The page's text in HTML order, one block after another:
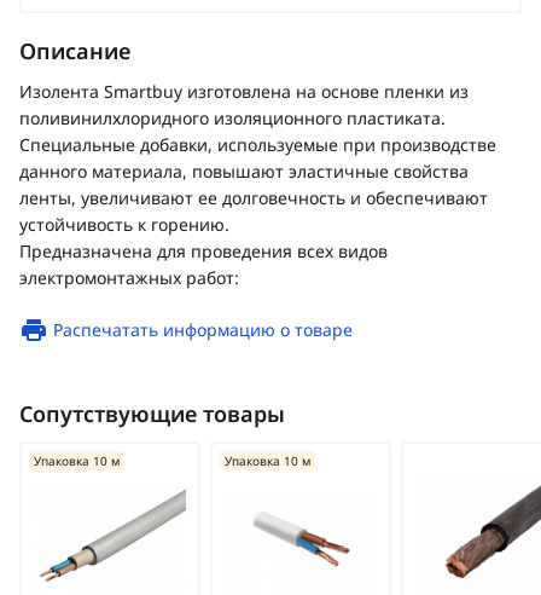
Описание
Изолента Smartbuy изготовлена на основе пленки из
поливинилхлоридного изоляционного пластиката.
Специальные добавки, используемые при производстве
данного материала, повышают эластичные свойства
ленты, увеличивают ее долговечность и обеспечивают
устойчивость к горению.
Предназначена для проведения всех видов
электромонтажных работ:
Распечатать информацию о товаре
Сопутствующие товары
Упаковка 10 м Упаковка 10 м